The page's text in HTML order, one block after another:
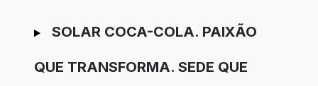
SOLAR COCA-COLA. PAIXÃO
QUE TRANSFORMA. SEDE QUE